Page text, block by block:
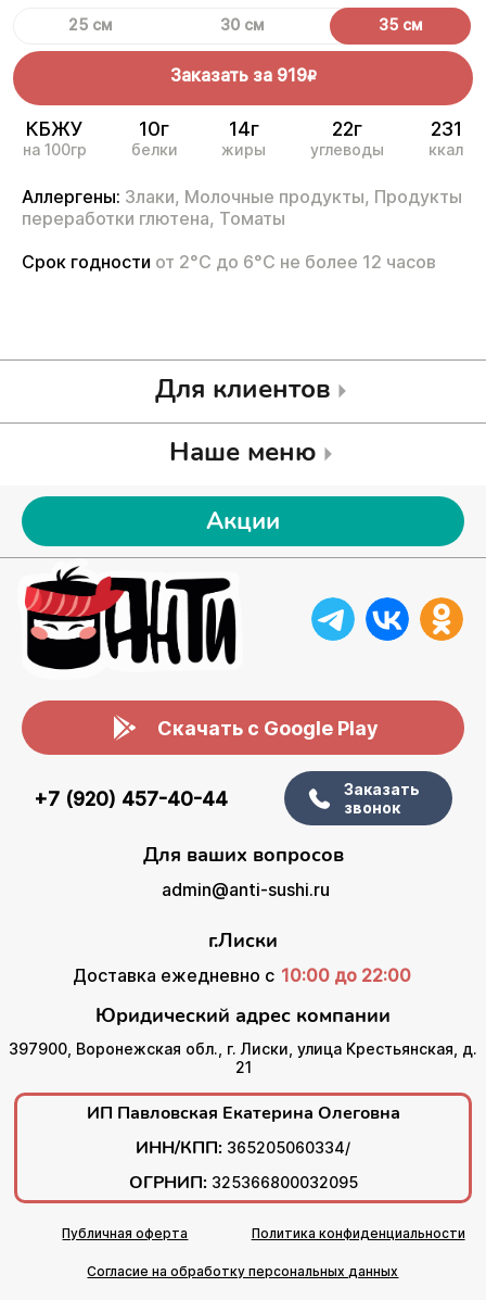
25 см 30 см 35 см
Заказать за 919R
КБЖУ
на 100гр
10г
белки
14г
жиры
22г
углеводы
231
ккал
Аллергены: Злаки, Молочные продукты, Продукты
переработки глютена, Томаты
Срок годности от 2°С до 6°С не более 12 часов
Для клиентов
Наше меню
Акции
Скачать с Google Play
+7 (920) 457-40-44
Заказать
звонок
Для ваших вопросов
admin@anti-sushi.ru
г.Лиски
Доставка ежедневно с 10:00 до 22:00
Юридический адрес компании
397900, Воронежская обл., г. Лиски, улица Крестьянская, д.
21
ИП Павловская Екатерина Олеговна
ИНН/КПП: 365205060334/
ОГРНИП: 325366800032095
Публичная оферта Политика конфиденциальности
Согласие на обработку персональных данных